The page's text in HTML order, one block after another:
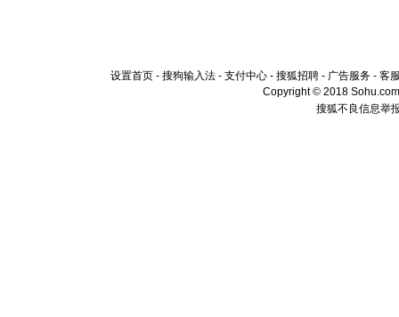
设置首页 - 搜狗输入法 - 支付中心 - 搜狐招聘 - 广告服务 - 客
Copyright © 2018
搜狐不良信息举